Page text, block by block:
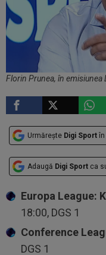
Florin Prunea, în
Urmărește Digi Sport în
Adaugă Digi Sport ca
Europa League:
18:00, DGS 1
Conference
DGS 1